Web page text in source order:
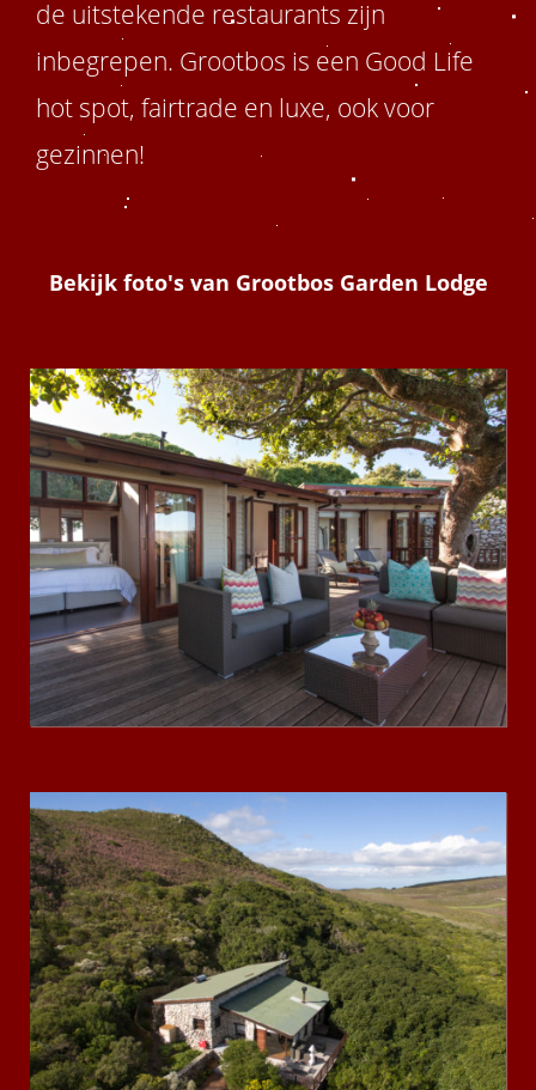
de uitstekende restaurants zijn
inbegrepen. Grootbos is een Good Life
hot spot, fairtrade en luxe, ook voor
gezinnen!
Bekijk foto's van Grootbos Garden Lodge